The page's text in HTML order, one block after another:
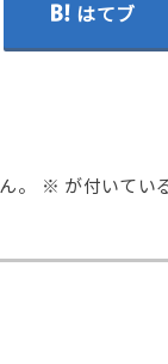
はてブ
。 ※ が付いてい